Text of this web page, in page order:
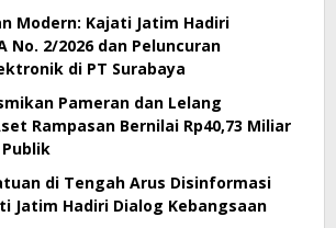
Modern: Kajati Jatim Hadiri
No. 2/2026 dan Peluncuran
di PT Surabaya
Pameran dan Lelang
Rampasan Bernilai Rp40,73 Miliar
di Tengah Arus Disinformasi
Jatim Hadiri Dialog Kebangsaan